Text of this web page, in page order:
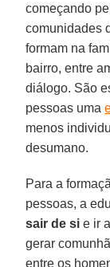
começando
comunidades
formam na
bairro, entre
diálogo. São
pessoas uma
menos
desumano.
Para a
pessoas, a
sair de si e ir
gerar
entre os